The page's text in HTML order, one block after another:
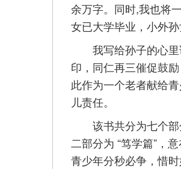
余万字。同时,我也将
女已大学毕业，小外
我写给孙子的心里
印，同仁再三催促鼓
此作为一个老者献给
儿责任。
该书共分为七个部
二部分为 “笃学篇”，
青少年分秒必争，惜